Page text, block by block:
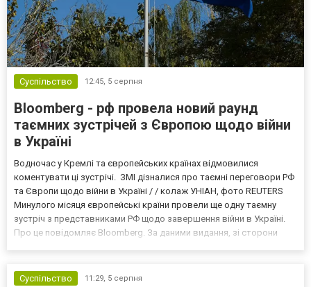
Суспільство 12:45, 5 серпня
Bloomberg - рф провела новий раунд
таємних зустрічей з Європою щодо війни
в Україні
Водночас у Кремлі та європейських країнах відмовилися
коментувати ці зустрічі. ЗМІ дізналися про таємні переговори РФ
та Європи щодо війни в Україні / / колаж УНІАН, фото REUTERS
Минулого місяця європейські країни провели ще одну таємну
зустріч з представниками РФ щодо завершення війни в Україні.
Про це повідомляє Bloomberg. За даними видання, зі сторони
Суспільство
11:29, 5 серпня